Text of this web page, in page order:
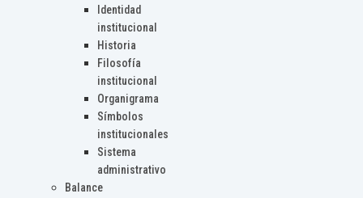
Identidad
institucional
Historia
Filosofía
institucional
Organigrama
Símbolos
institucionales
Sistema
administrativo
Balance